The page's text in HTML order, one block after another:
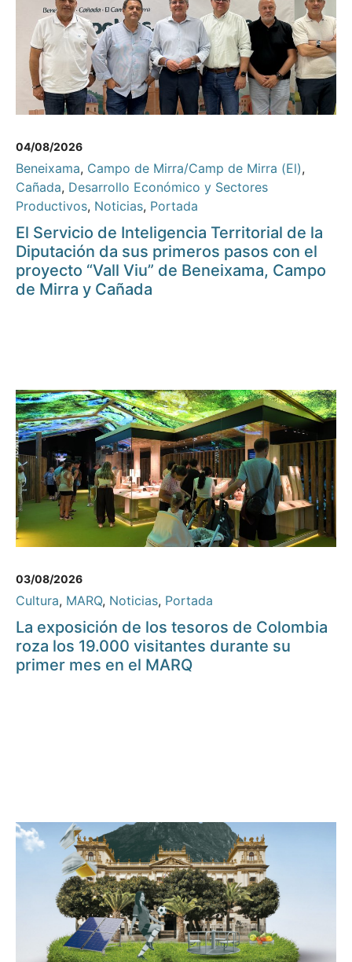
04/08/2026
Beneixama, Campo de Mirra/Camp de Mirra (El),
Cañada, Desarrollo Económico y Sectores
Productivos, Noticias, Portada
El Servicio de Inteligencia Territorial de la
Diputación da sus primeros pasos con el
proyecto “Vall Viu” de Beneixama, Campo
de Mirra y Cañada
03/08/2026
Cultura, MARQ, Noticias, Portada
La exposición de los tesoros de Colombia
roza los 19.000 visitantes durante su
primer mes en el MARQ